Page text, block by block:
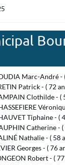
Marc-André -
Patrick - ( 72
Clothilde - (
Tiphaine - (
Catherine - (
Nathalie - ( 58
Georges - ( 76
Robert - ( 77